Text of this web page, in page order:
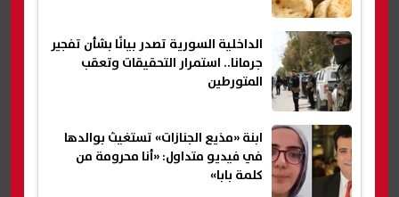
الداخلية السورية تصدر بيانًا بشأن تفجير
جرمانا.. استمرار التحقيقات وتعقب
المتورطين
ابنة «مذيع الجنازات» تستغيث بوالدها
في فيديو متداول: «أنا محرومة من
كلمة بابا»